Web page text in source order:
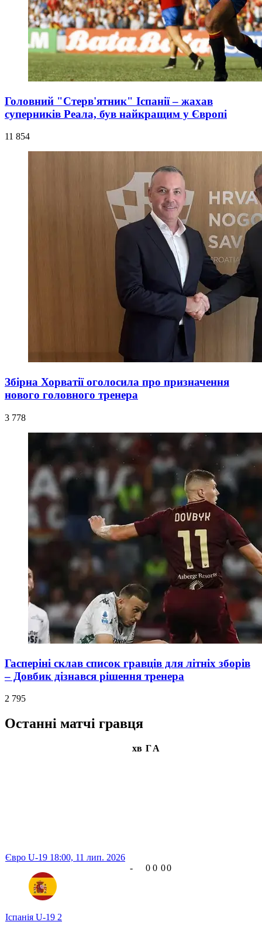
Головний "Стерв'ятник" Іспанії – жахав
суперників Реала, був найкращим у Європі
11 854
Збірна Хорватії оголосила про призначення
нового головного тренера
3 778
Гасперіні склав список гравців для літніх зборів
– Довбик дізнався рішення тренера
2 795
Останні матчі гравця
хв ГА
Євро U-19 18:00, 11 лип. 2026
Іспанія U-19 2
- 0 0 00